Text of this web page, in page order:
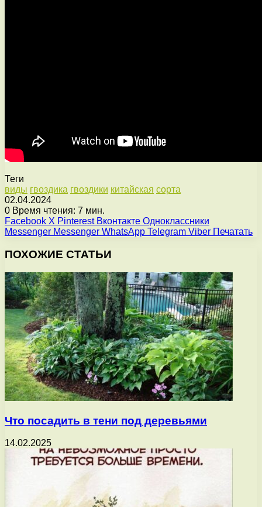
Теги
виды гвоздика гвоздики китайская сорта
02.04.2024
0 Время чтения: 7 мин.
Facebook X Pinterest Вконтакте Одноклассники
Messenger Messenger WhatsApp Telegram Viber Печатать
ПОХОЖИЕ СТАТЬИ
Что посадить в тени под деревьями
14.02.2025